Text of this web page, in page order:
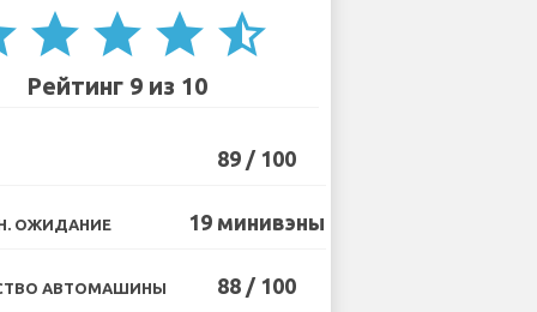
star star star star_half
Рейтинг 9 из 10
89 / 100
ОЖИДАНИЕ 19 минивэны
АВТОМАШИНЫ 88 / 100